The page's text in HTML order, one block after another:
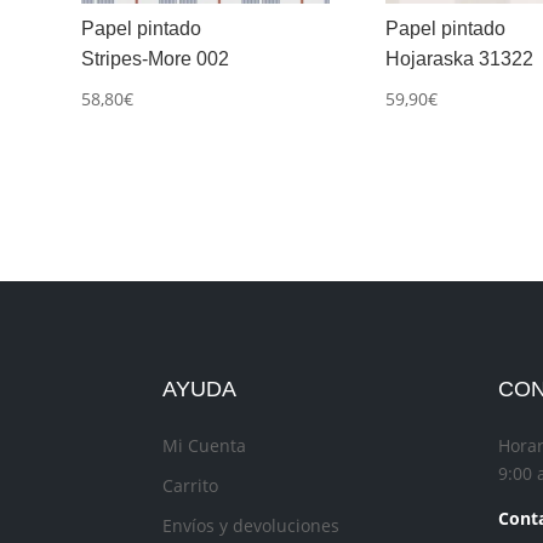
Papel pintado
Stripes-More 002
58,80€
Papel pintado
Hojaraska 31322
59,90€
AYUDA
Mi Cuenta
Carrito
Envíos y devoluciones
9:00